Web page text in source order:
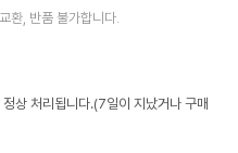
환, 반품 불가합니다.
상 처리됩니다.(7일이 지났거나 구매